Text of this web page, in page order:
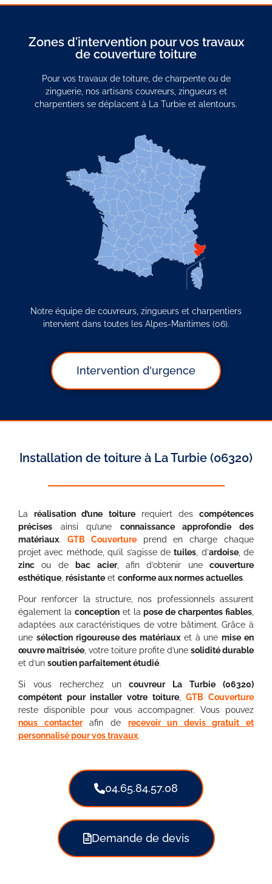
Zones d'intervention pour vos travaux
de couverture toiture
Pour vos travaux de toiture, de charpente ou de
zinguerie, nos artisans couvreurs, zingueurs et
charpentiers se déplacent à La Turbie et alentours.
Notre équipe de couvreurs, zingueurs et charpentiers
intervient dans toutes les Alpes-Maritimes (06).
Intervention d'urgence
Installation de toiture à La Turbie (06320)
Laréalisation d’une toiturerequiert descompétences
précises ainsi qu’une connaissance approfondie des
matériaux. GTB Couvertureprend en charge chaque
projet avec méthode, qu’il s’agisse detuiles , d’ardoise, de
zinc ou debac acier, afin d’obtenir une couverture
esthétique résistante et conforme aux normes actuelles.
Pour renforcer la structure, nos professionnels assurent
également la conceptionet lapose de charpentes fiables
adaptées aux caractéristiques de votre bâtiment. Grâce à
une sélection rigoureuse des matériaux et à unemise en
œuvre maîtrisée , votre toiture profite d’une solidité durable
et d’un soutien parfaitement étudié.
Si vous recherchez uncouvreur La Turbie (06320)
compétent pour installer votre toiture,GTB Couverture
reste disponible pour vous accompagner. Vous pouvez
nous contacterafin de recevoir un devis gratuit et
personnalisé pour vos travaux.
04.65.84.57.08
Demande de devis